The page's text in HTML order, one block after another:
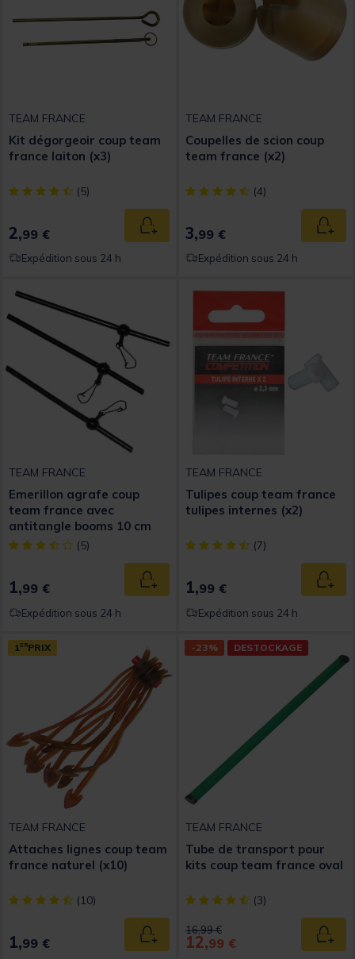
TEAM FRANCE
Kit dégorgeoir coup team
france laiton (x3)
[object Object] out of 5 Customer Rating
(5)
2,99 € Ajouter au panier
Expédition sous 24 h
TEAM FRANCE
Coupelles de scion coup
team france (x2)
[object Object] out of 5
(4)
3,99 €
Expédition sous 24 h
TEAM FRANCE
Emerillon agrafe coup
team france avec
antitangle booms 10 cm
[object Object] out of 5 Customer Rating
(5)
1,99 € Ajouter au panier
Expédition sous 24 h
TEAM FRANCE
Tulipes coup team france
tulipes internes (x2)
[object Object] out of 5
(7)
1,99 €
Expédition sous 24 h
1 ERPRIX
TEAM FRANCE
Attaches lignes coup team
france naturel (x10)
[object Object] out of 5 Customer Rating
(10)
1,99 € Ajouter au panier
-23% DESTOCKAGE
TEAM FRANCE
Tube de transport pour
kits coup team france oval
[object Object] out of 5
(3)
Price reduced from
16,99 €to
12,99 €